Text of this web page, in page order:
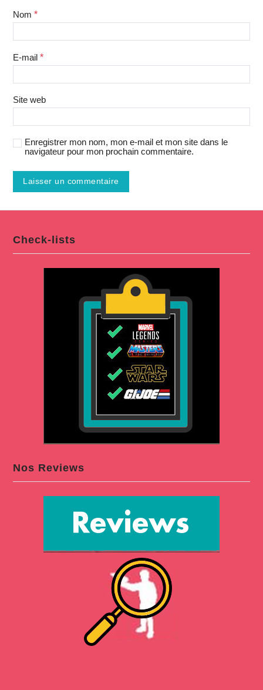
Nom *
E-mail *
Site web
Enregistrer mon nom, mon e-mail et mon site dans le
navigateur pour mon prochain commentaire.
Check-lists
Nos Reviews